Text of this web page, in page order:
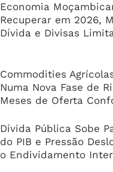
Economia
Recuperar em 2026,
Dívida e Divisas
Commodities
Numa Nova Fase de
Meses de Oferta
Dívida Pública Sobe
do PIB e Pressão
o Endividamento